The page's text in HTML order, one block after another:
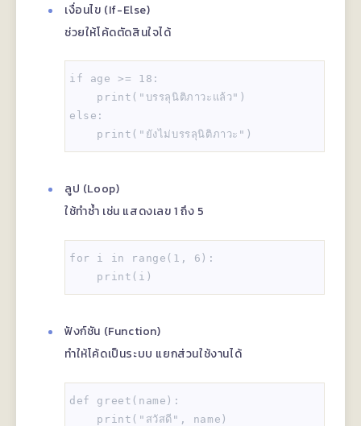
เงื่อนไข (If-Else)
ช่วยให้โค้ดตัดสินใจได้
if age >= 18:
    print("บรรลุนิติภาวะแล้ว")
else:
ลูป (Loop)
ใช้ทำซ้ำ เช่น แสดงเลข 1 ถึง 5
for i in range(1, 6):
ฟังก์ชัน (Function)
ทำให้โค้ดเป็นระบบ แยกส่วนใช้งานได้
def greet(name):
    print("สวัสดี", name)